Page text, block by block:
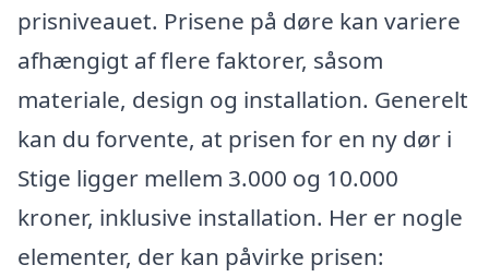
prisniveauet. Prisene på døre kan variere
afhængigt af flere faktorer, såsom
materiale, design og installation. Generelt
kan du forvente, at prisen for en ny dør i
Stige ligger mellem 3.000 og 10.000
kroner, inklusive installation. Her er nogle
elementer, der kan påvirke prisen: